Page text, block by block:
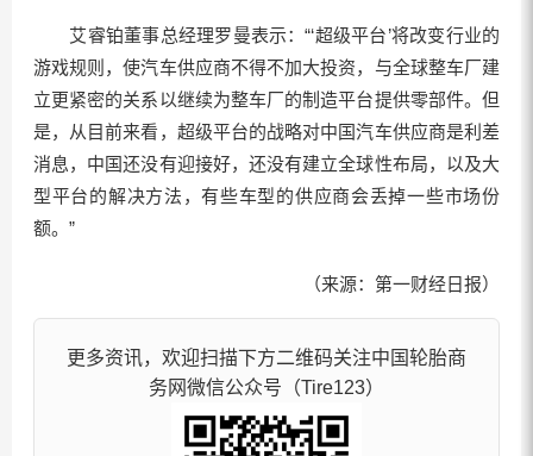
艾睿铂董事总经理罗曼表示：“‘超级平台’将改变行业的
游戏规则，使汽车供应商不得不加大投资，与全球整车厂建
立更紧密的关系以继续为整车厂的制造平台提供零部件。但
是，从目前来看，超级平台的战略对中国汽车供应商是利差
消息，中国还没有迎接好，还没有建立全球性布局，以及大
型平台的解决方法，有些车型的供应商会丢掉一些市场份
额。”
（来源：第一财经日报）
更多资讯，欢迎扫描下方二维码关注中国轮胎商
务网微信公众号（Tire123）